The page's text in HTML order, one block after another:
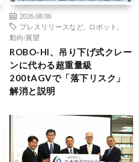
2026.08.06
プレスリリースなど
ロボット
動向/展望
ROBO-HI、吊り下げ式クレー
ンに代わる超重量級
200tAGVで「落下リスク」
解消と説明